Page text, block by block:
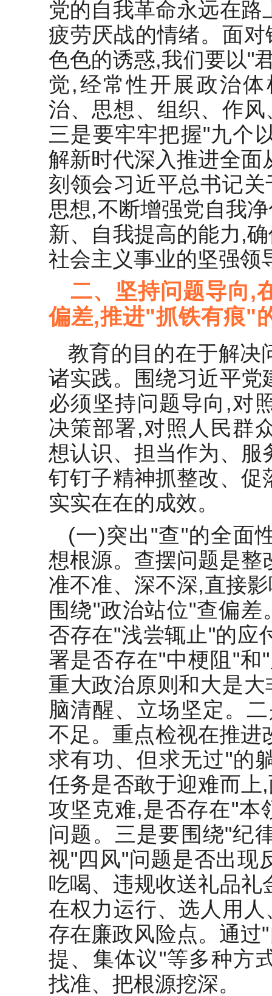
党的自我革命永远在
疲劳厌战的情绪。面
色色的诱惑,我们要以"
觉,经常性开展政治
治、思想、组织、作
三是要牢牢把握"九个
解新时代深入推进全面
刻领会习近平总书记
思想,不断增强党自我
新、自我提高的能力,
社会主义事业的坚强领
二、坚持问题导向,
偏差,推进"抓铁有痕"
教育的目的在于解决
诸实践。围绕习近平党
必须坚持问题导向,对
决策部署,对照人民群
想认识、担当作为、
钉钉子精神抓整改、促
实实在在的成效。
(一)突出"查"的全面
想根源。查摆问题是
准不准、深不深,直接
围绕"政治站位"查偏
否存在"浅尝辄止"的应
署是否存在"中梗阻"
重大政治原则和大是
脑清醒、立场坚定。
不足。重点检视在推进
求有功、但求无过"的
任务是否敢于迎难而上
攻坚克难,是否存在"本
问题。三是要围绕"纪
视"四风"问题是否出现
吃喝、违规收送礼品
在权力运行、选人用
存在廉政风险点。通过
提、集体议"等多种方
找准、把根源挖深。